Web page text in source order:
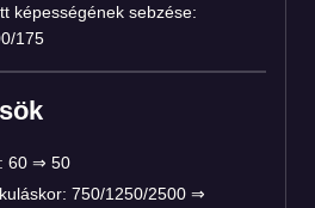
képességének sebzése:
175
60 ⇒ 50
750/1250/2500 ⇒